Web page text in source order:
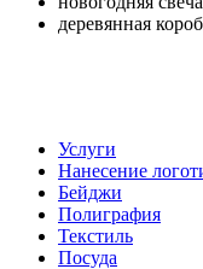
деревянная
Услуги
Нанесение
Бейджи
Полиграфия
Текстиль
Посуда